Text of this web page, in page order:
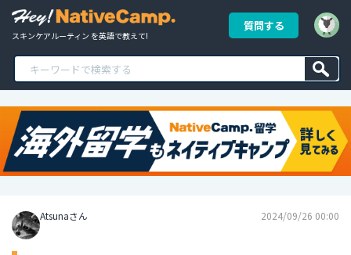
スキンケアルーティン を英語で教えて!
質問する
Atsunaさん 2024/09/26 00:00